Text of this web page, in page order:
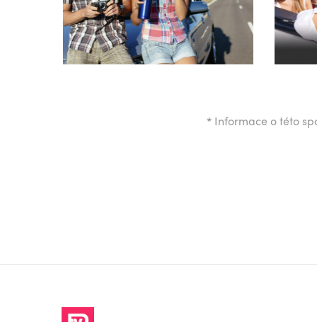
* Informace o této